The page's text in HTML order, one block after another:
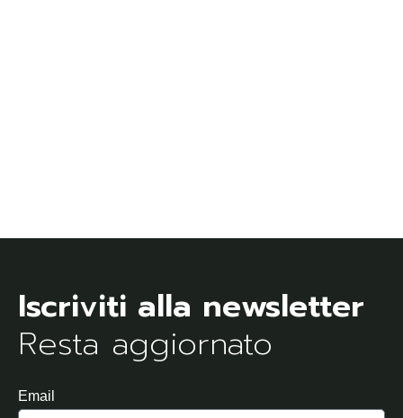
Resta aggiornato
Email